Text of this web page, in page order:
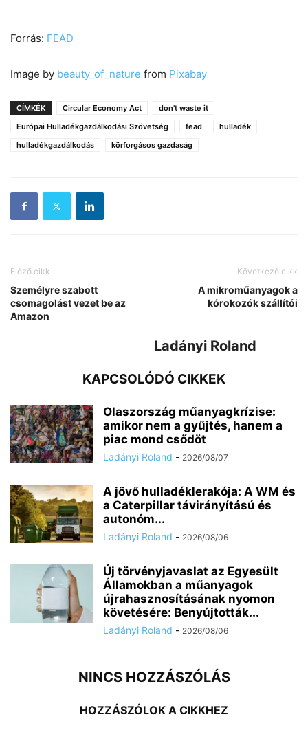
Forrás: FEAD
Image by beauty_of_nature from Pixabay
CÍMKÉK Circular Economy Act
don't waste it
Európai Hulladékgazdálkodási Szövetség
fead
hulladék
hulladékgazdálkodás
körforgásos gazdaság
Előző cikk
Személyre szabott
csomagolást vezet be az
Amazon
Következő cikk
A mikroműanyagok a
kórokozók szállítói
Ladányi Roland
KAPCSOLÓDÓ CIKKEK
Olaszország műanyagkrízise:
amikor nem a gyűjtés, hanem a
piac mond csődöt
Ladányi Roland - 2026/08/07
A jövő hulladéklerakója: A WM és
a Caterpillar távirányítású és
autonóm...
Ladányi Roland - 2026/08/06
Új törvényjavaslat az Egyesült
Államokban a műanyagok
újrahasznosításának nyomon
követésére: Benyújtották...
Ladányi Roland - 2026/08/06
NINCS HOZZÁSZÓLÁS
HOZZÁSZÓLOK A CIKKHEZ